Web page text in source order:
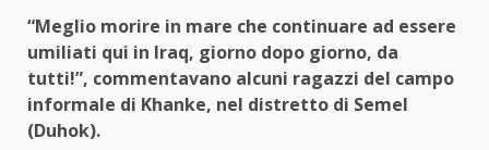
“Meglio morire in mare che continuare ad essere
umiliati qui in Iraq, giorno dopo giorno, da
tutti!”, commentavano alcuni ragazzi del campo
informale di Khanke, nel distretto di Semel
(Duhok).